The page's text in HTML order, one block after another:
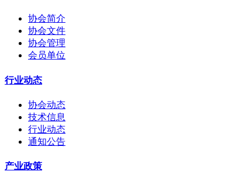
协会简介
协会文件
协会管理
会员单位
行业动态
协会动态
技术信息
行业动态
通知公告
产业政策